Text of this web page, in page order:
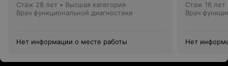
Стаж 28 лет • Высшая категория
Врач функциональной диагностики
Нет информации о месте работы
Стаж 16 лет
Врач
Нет